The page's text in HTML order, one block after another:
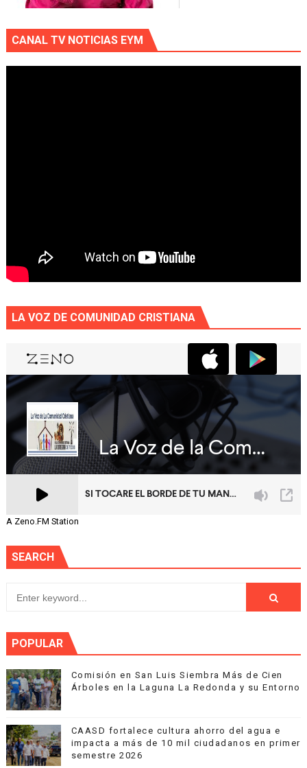
CANAL TV NOTICIAS EYM
LA VOZ DE COMUNIDAD CRISTIANA
A Zeno.FM Station
SEARCH
POPULAR
Comisión en San Luis Siembra Más de Cien
Árboles en la Laguna La Redonda y su Entorno
CAASD fortalece cultura ahorro del agua e
impacta a más de 10 mil ciudadanos en primer
semestre 2026